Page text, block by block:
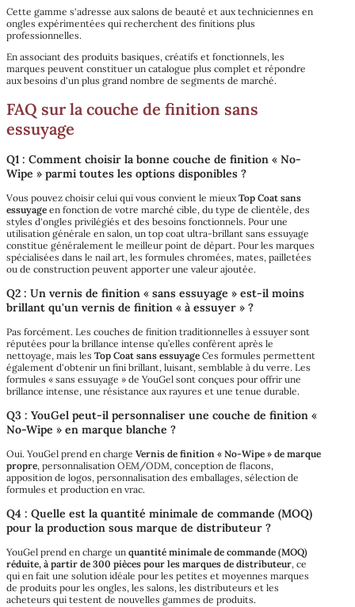
Cette gamme s'adresse aux salons de beauté et aux techniciennes en
ongles expérimentées qui recherchent des finitions plus
professionnelles.
En associant des produits basiques, créatifs et fonctionnels, les
marques peuvent constituer un catalogue plus complet et répondre
aux besoins d'un plus grand nombre de segments de marché.
FAQ sur la couche de finition sans
essuyage
Q1 : Comment choisir la bonne couche de finition « No-
Wipe » parmi toutes les options disponibles ?
Vous pouvez choisir celui qui vous convient le mieuxTop Coat sans
essuyage en fonction de votre marché cible, du type de clientèle, des
styles d'ongles privilégiés et des besoins fonctionnels. Pour une
utilisation générale en salon, un top coat ultra-brillant sans essuyage
constitue généralement le meilleur point de départ. Pour les marques
spécialisées dans le nail art, les formules chromées, mates, pailletées
ou de construction peuvent apporter une valeur ajoutée.
Q2 : Un vernis de finition « sans essuyage » est-il moins
brillant qu'un vernis de finition « à essuyer » ?
Pas forcément. Les couches de finition traditionnelles à essuyer sont
réputées pour la brillance intense qu’elles confèrent après le
nettoyage, mais les Top Coat sans essuyage Ces formules permettent
également d'obtenir un fini brillant, luisant, semblable à du verre. Les
formules « sans essuyage » de YouGel sont conçues pour offrir une
brillance intense, une résistance aux rayures et une tenue durable.
Q3 : YouGel peut-il personnaliser une couche de finition «
No-Wipe » en marque blanche ?
Oui. YouGel prend en charge Vernis de finition « No-Wipe » de marque
propre, personnalisation OEM/ODM, conception de flacons,
apposition de logos, personnalisation des emballages, sélection de
formules et production en vrac.
Q4 : Quelle est la quantité minimale de commande (MOQ)
pour la production sous marque de distributeur ?
YouGel prend en charge un quantité minimale de commande (MOQ)
réduite, à partir de 300 pièces pour les marques de distributeur, ce
qui en fait une solution idéale pour les petites et moyennes marques
de produits pour les ongles, les salons, les distributeurs et les
acheteurs qui testent de nouvelles gammes de produits.